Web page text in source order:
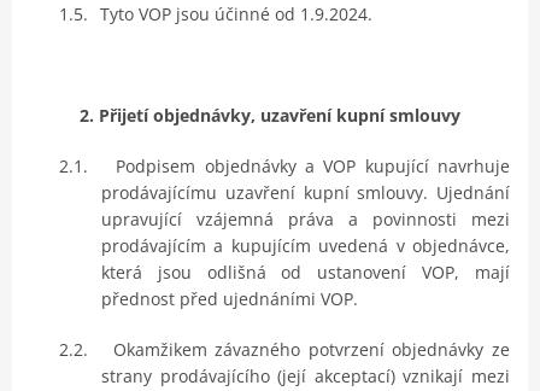
1.5. Tyto VOP jsou účinné od 1.9.2024.
2. Přijetí objednávky, uzavření kupní smlouvy
2.1.
Podpisem objednávky a VOP kupující navrhuje
prodávajícímu uzavření kupní smlouvy. Ujednání
upravující vzájemná práva a povinnosti mezi
prodávajícím a kupujícím uvedená v objednávce,
která jsou odlišná od ustanovení VOP, mají
přednost před ujednáními VOP.
2.2.
Okamžikem závazného potvrzení objednávky ze
strany prodávajícího (její akceptací) vznikají mezi